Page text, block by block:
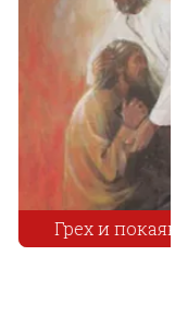
и покаяние